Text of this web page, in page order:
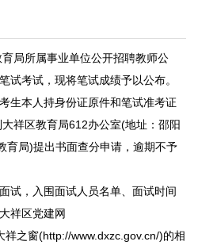
局所属事业单位公开招聘教师公
试考试，现将笔试成绩予以公布。
生本人持身份证原件和笔试准考证
祥区教育局612办公室(地址：邵阳
育局)提出书面查分申请，逾期不予
，入围面试人员名单、面试时间
祥区党建网
之窗(http://www.dxzc.gov.cn/)的相